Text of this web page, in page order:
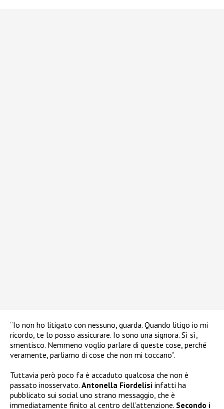
“Io non ho litigato con nessuno, guarda. Quando litigo io mi
ricordo, te lo posso assicurare. Io sono una signora. Sì sì,
smentisco. Nemmeno voglio parlare di queste cose, perché
veramente, parliamo di cose che non mi toccano”.
Tuttavia però poco fa è accaduto qualcosa che non è
passato inosservato. Antonella Fiordelisi infatti ha
pubblicato sui social uno strano messaggio, che è
immediatamente finito al centro dell’attenzione. Secondo i